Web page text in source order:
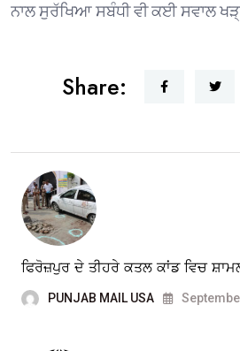
ਨਾਲ ਸੁਰੱਖਿਆ ਸਬੰਧੀ ਵੀ ਕਈ ਸਵਾਲ
Share:
ਫਿਰੋਜ਼ਪੁਰ ਦੇ ਤੀਹਰੇ ਕਤਲ ਕਾਂਡ ਵਿਚ
PUNJAB MAIL USA